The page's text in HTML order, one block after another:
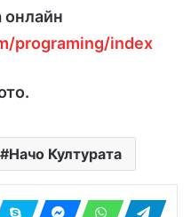
онлайн
programing/index
Начо Културата